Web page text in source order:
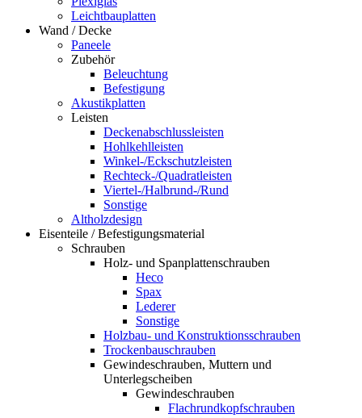
Leichtbauplatten
Wand / Decke
Paneele
Zubehör
Beleuchtung
Befestigung
Akustikplatten
Leisten
Deckenabschlussleisten
Hohlkehlleisten
Winkel-/Eckschutzleisten
Rechteck-/Quadratleisten
Viertel-/Halbrund-/Rund
Sonstige
Altholzdesign
Eisenteile / Befestigungsmaterial
Schrauben
Holz- und Spanplattenschrauben
Heco
Spax
Lederer
Sonstige
Holzbau- und Konstruktionsschrauben
Trockenbauschrauben
Gewindeschrauben, Muttern und
Unterlegscheiben
Gewindeschrauben
Flachrundkopfschrauben